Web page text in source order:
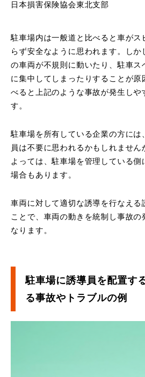
日本損害保険協会東北支部
駐車場内は一般道と比べると車がス
らず安全なように思われます。しか
の車両が不規則に動いたり、駐車ス
に集中してしまったりすることが原
べると上記のような事故が発生しや
す。
駐車場を所有している企業の方には
員は不要に思われるかもしれません
よっては、駐車場を管理している側
場合もあります。
車両に対して適切な誘導を行なえる
ことで、車両の動きを統制し事故の
なります。
駐車場に誘導員を配置す
る事故やトラブルの例